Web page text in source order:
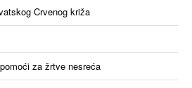
Crvenog križa
za žrtve nesreća